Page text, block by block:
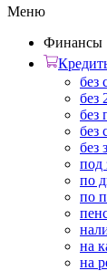
Меню
Финансы
без
без
без
без
без
под
по
по
на
на